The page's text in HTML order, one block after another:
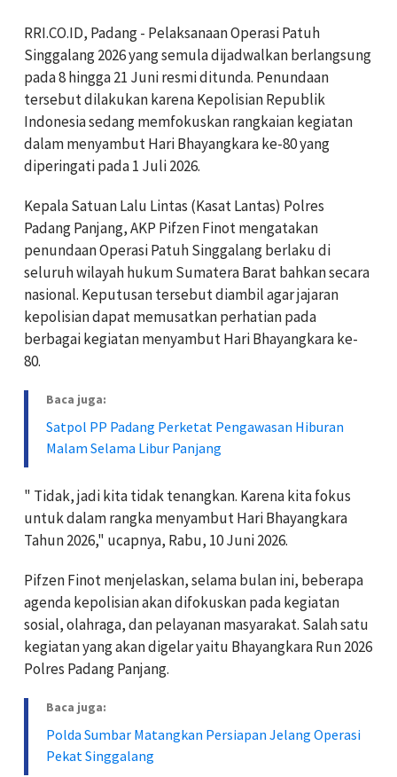
RRI.CO.ID, Padang - Pelaksanaan Operasi Patuh
Singgalang 2026 yang semula dijadwalkan berlangsung
pada 8 hingga 21 Juni resmi ditunda. Penundaan
tersebut dilakukan karena Kepolisian Republik
Indonesia sedang memfokuskan rangkaian kegiatan
dalam menyambut Hari Bhayangkara ke-80 yang
diperingati pada 1 Juli 2026.
Kepala Satuan Lalu Lintas (Kasat Lantas) Polres
Padang Panjang, AKP Pifzen Finot mengatakan
penundaan Operasi Patuh Singgalang berlaku di
seluruh wilayah hukum Sumatera Barat bahkan secara
nasional. Keputusan tersebut diambil agar jajaran
kepolisian dapat memusatkan perhatian pada
berbagai kegiatan menyambut Hari Bhayangkara ke-
80.
Baca juga:
Satpol PP Padang Perketat Pengawasan Hiburan
Malam Selama Libur Panjang
" Tidak, jadi kita tidak tenangkan. Karena kita fokus
untuk dalam rangka menyambut Hari Bhayangkara
Tahun 2026," ucapnya, Rabu, 10 Juni 2026.
Pifzen Finot menjelaskan, selama bulan ini, beberapa
agenda kepolisian akan difokuskan pada kegiatan
sosial, olahraga, dan pelayanan masyarakat. Salah satu
kegiatan yang akan digelar yaitu Bhayangkara Run 2026
Polres Padang Panjang.
Baca juga:
Polda Sumbar Matangkan Persiapan Jelang Operasi
Pekat Singgalang